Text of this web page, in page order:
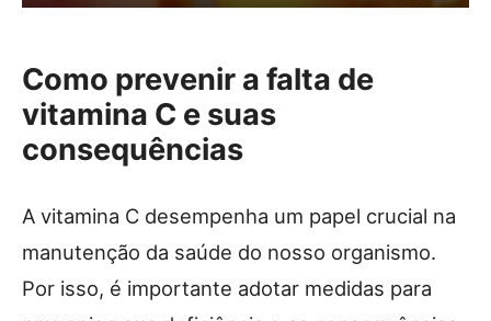
Como prevenir a falta de
vitamina C e suas
consequências
A vitamina C desempenha um papel crucial na
manutenção da saúde do nosso organismo.
Por isso, é importante adotar medidas para